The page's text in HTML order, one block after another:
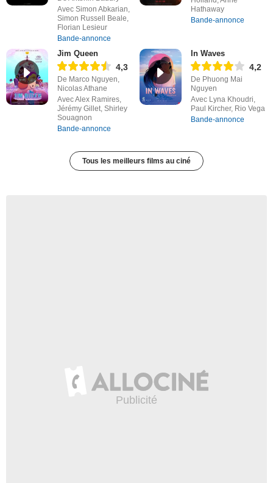
Avec Simon Abkarian,
Simon Russell Beale,
Florian Lesieur
Bande-annonce
Hathaway
Bande-annonce
Jim Queen
4,3
De Marco Nguyen,
Nicolas Athane
Avec Alex Ramires,
Jérémy Gillet, Shirley
Souagnon
Bande-annonce
In Waves
4,2
De Phuong Mai
Nguyen
Avec Lyna Khoudri,
Paul Kircher, Rio Vega
Bande-annonce
Tous les meilleurs films au ciné